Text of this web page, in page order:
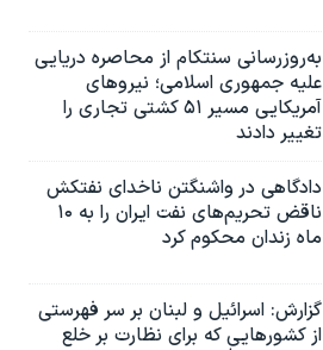
به‌روزرسانی سنتکام از محاصره دریایی
علیه جمهوری اسلامی؛ نیروهای
آمریکایی مسیر ۵۱ کشتی تجاری را
تغییر دادند
دادگاهی در واشنگتن ناخدای نفتکش
ناقض تحریم‌های نفت ایران را به ۱۰
ماه زندان محکوم کرد
گزارش‌: اسرائيل و لبنان بر سر فهرستی
از کشورهایی که برای نظارت بر خلع